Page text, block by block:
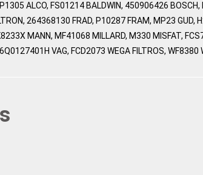
ALCO, FS01214 BALDWIN, 450906426 BOSCH,
264368130 FRAD, P10287 FRAM, MP23
MANN, MF41068 MILLARD, M330 MISFAT,
VAG, FCD2073 WEGA FILTROS, WF8380